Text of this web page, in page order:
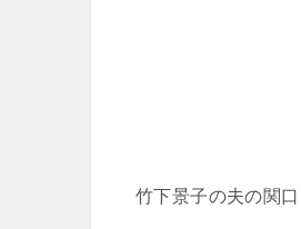
竹下景子の夫の関